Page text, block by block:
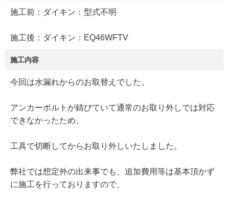
施工前：ダイキン：型式不明
施工後：ダイキン：EQ46WFTV
施工内容
今回は水漏れからのお取替えでした。
アンカーボルトが錆びていて通常のお取り外しでは対応
できなかったため、
工具で切断してからお取り外しいたしました。
弊社では想定外の出来事でも、追加費用等は基本頂かず
に施工を行っておりますので、